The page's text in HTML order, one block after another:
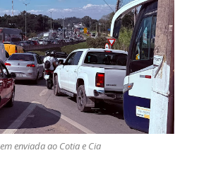
enviada ao Cotia e Cia